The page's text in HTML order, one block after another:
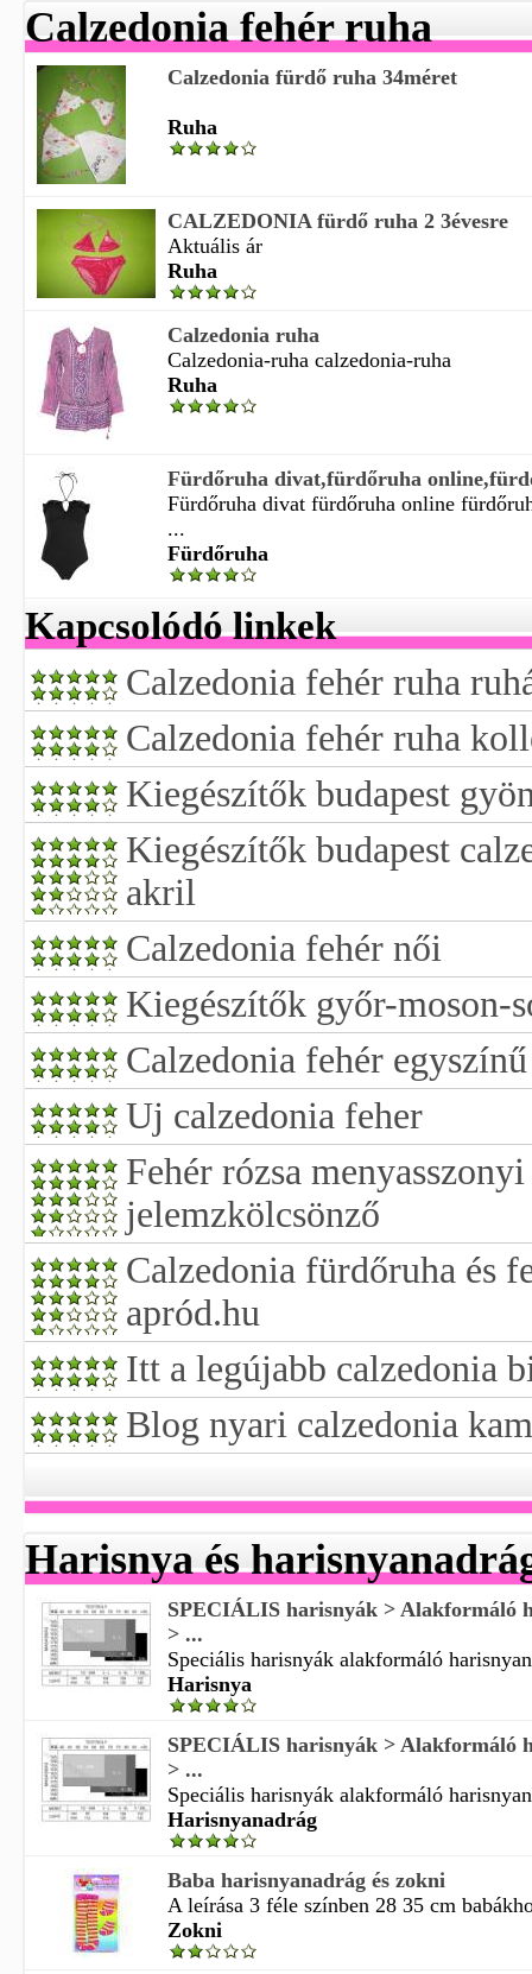
Calzedonia fehér ruha
Calzedonia fürdő ruha 34méret
Ruha
CALZEDONIA fürdő ruha 2 3évesre
Aktuális ár
Ruha
Calzedonia ruha
Calzedonia-ruha calzedonia-ruha
Ruha
Fürdőruha divat,fürdőruha
Fürdőruha divat fürdőruha online
...
Fürdőruha
Kapcsolódó linkek
Calzedonia fehér ruha
Calzedonia fehér ruha
Kiegészítők budapest
Kiegészítők budapest
akril
Calzedonia fehér női
Kiegészítők győr-moson-
Calzedonia fehér egyszínű
Uj calzedonia feher
Fehér rózsa
jelemzkölcsönző
Calzedonia fürdőruha és
apród.hu
Itt a legújabb calzedonia
Blog nyari calzedonia
Harisnya és
SPECIÁLIS harisnyák > Alakformáló
> ...
Speciális harisnyák alakformáló
Harisnya
SPECIÁLIS harisnyák > Alakformáló
> ...
Speciális harisnyák alakformáló
Harisnyanadrág
Baba harisnyanadrág és zokni
A leírása 3 féle színben 28 35 cm
Zokni